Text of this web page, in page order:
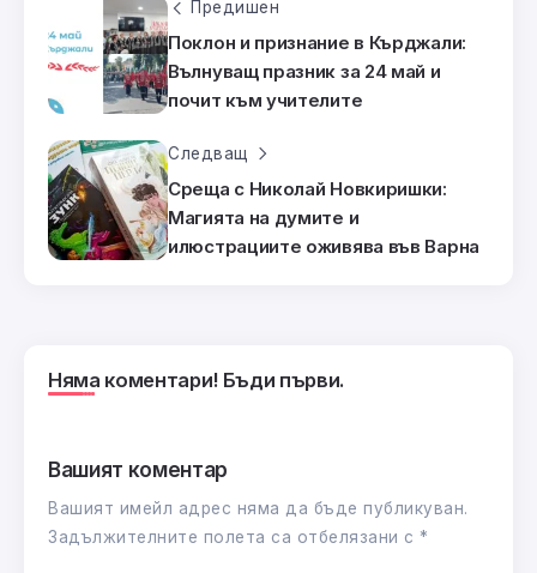
Предишен
Поклон и признание в Кърджали:
Вълнуващ празник за 24 май и
почит към учителите
Следващ
Среща с Николай Новкиришки:
Магията на думите и
илюстрациите оживява във Варна
Няма коментари! Бъди първи.
Вашият коментар
Вашият имейл адрес няма да бъде публикуван.
Задължителните полета са отбелязани с *